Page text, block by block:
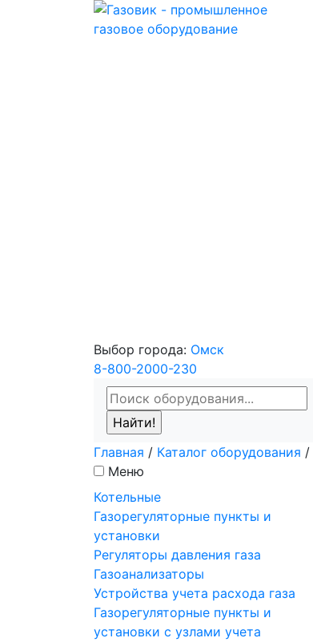
Выбор города: Омск
8-800-2000-230
Главная / Каталог оборудования /
Меню
Котельные
Газорегуляторные пункты и
установки
Регуляторы давления газа
Газоанализаторы
Устройства учета расхода газа
Газорегуляторные пункты и
установки с узлами учета